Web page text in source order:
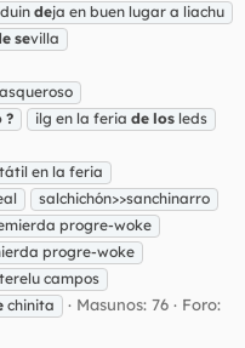
deja en buen lugar a liachu
sevilla
? ilg en la feria de los leds
en la feria
salchichón>>sanchinarro
progre-woke
progre-woke
terelu campos
chinita Masunos: 76
Foro: